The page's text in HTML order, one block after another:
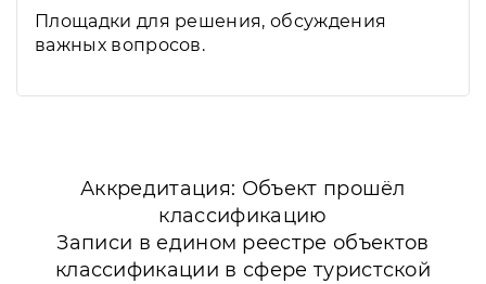
Площадки для решения, обсуждения
важных вопросов.
Аккредитация: Объект прошёл
классификацию
Записи в едином реестре объектов
классификации в сфере туристской